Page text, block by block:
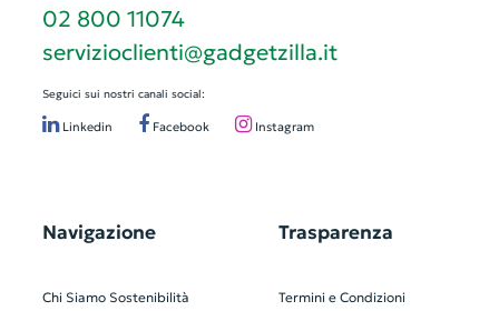
02 800 11074
servizioclienti@gadgetzilla.it
Seguici sui nostri canali social:
Linkedin Facebook Instagram
Navigazione
Chi Siamo Sostenibilità
Trasparenza
Termini e Condizioni